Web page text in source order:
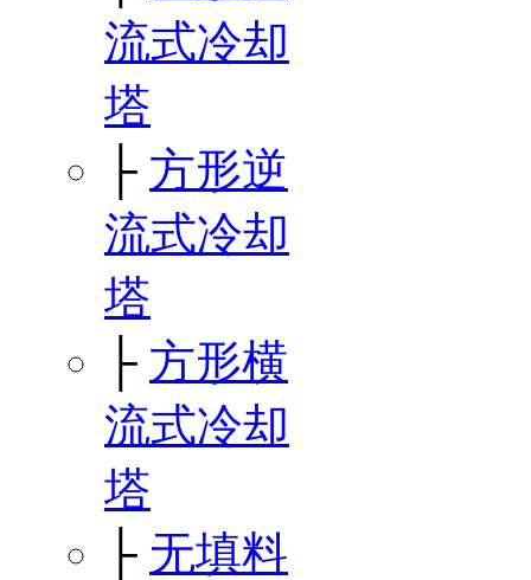
流式冷却
塔
├ 方形逆
流式冷却
塔
├ 方形横
流式冷却
塔
├ 无填料